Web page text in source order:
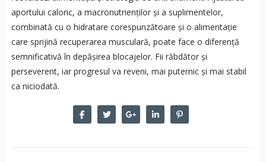
aportului caloric, a macronutrienților și a suplimentelor,
combinată cu o hidratare corespunzătoare și o alimentație
care sprijină recuperarea musculară, poate face o diferență
semnificativă în depășirea blocajelor. Fii răbdător și
perseverent, iar progresul va reveni, mai puternic și mai stabil
ca niciodată.